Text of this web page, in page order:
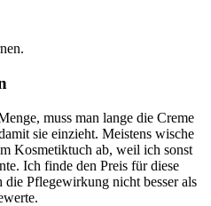
muss man lange die Creme
sie einzieht. Meistens wische
Kosmetiktuch ab, weil ich sonst
Ich finde den Preis für diese
die Pflegewirkung nicht besser als